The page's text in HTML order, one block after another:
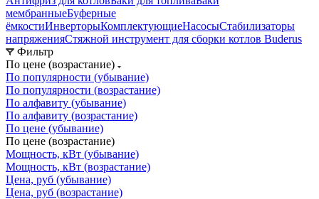
мембранныеБуферные
ёмкостиИнверторыКомплектующиеНасосыСтабилизаторы
напряженияСтяжной инструмент для сборки котлов Buderus
Фильтр
По цене (возрастание)
По популярности (убывание)
По популярности (возрастание)
По алфавиту (убывание)
По алфавиту (возрастание)
По цене (убывание)
По цене (возрастание)
Мощность, кВт (убывание)
Мощность, кВт (возрастание)
Цена, руб (убывание)
Цена, руб (возрастание)